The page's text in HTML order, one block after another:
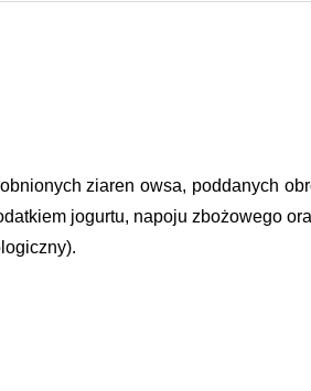
ziaren owsa, poddanych
jogurtu, napoju zbożowego